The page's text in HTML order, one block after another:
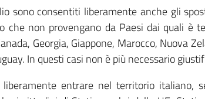
sono consentiti liberamente anche gli
che non provengano da Paesi dai quali è
Georgia, Giappone, Marocco, Nuova
In questi casi non è più necessario
entrare nel territorio italiano,